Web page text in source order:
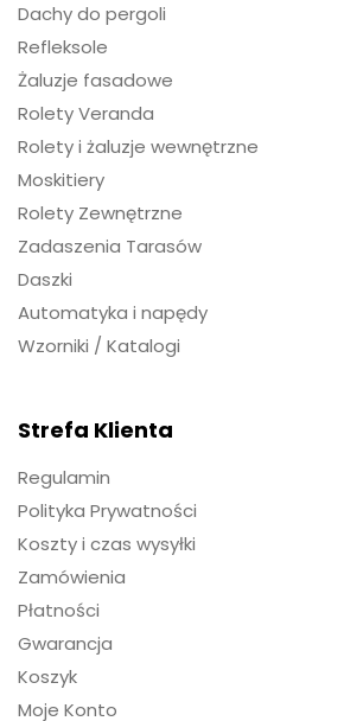
Dachy do pergoli
Refleksole
Żaluzje fasadowe
Rolety Veranda
Rolety i żaluzje wewnętrzne
Moskitiery
Rolety Zewnętrzne
Zadaszenia Tarasów
Daszki
Automatyka i napędy
Wzorniki / Katalogi
Strefa Klienta
Regulamin
Polityka Prywatności
Koszty i czas wysyłki
Zamówienia
Płatności
Gwarancja
Koszyk
Moje Konto